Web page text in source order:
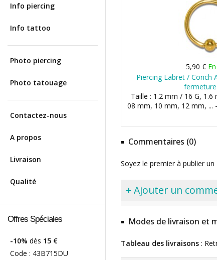
Info piercing
Info tattoo
Photo piercing
Photo tatouage
Contactez-nous
A propos
Livraison
Qualité
Offres Spéciales
-10% dès 15 €
Code : 43B715DU
5,90 €
Piercing Labret / Conch
Taille : 1.2 mm / 16 G,
08 mm, 10 mm, 12 mm, ...
Commentaires (0)
Soyez le premier à publier
+ Ajouter un
Modes de livraison et
Tableau des livraisons :